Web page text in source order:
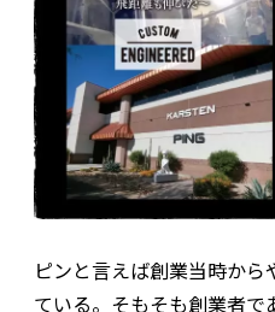
ピンと言えば創業当時か
ている。そもそも創業者で